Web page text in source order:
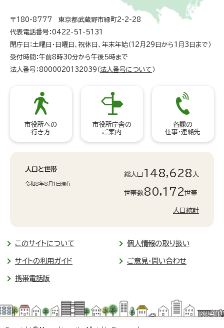
〒180-8777 東京都武蔵野市緑町2-2-28
代表電話番号：0422-51-5131
閉庁日：土曜日・日曜日、祝休日、年末年始（12月29日から1月3日まで）
受付時間：午前8時30分から午後5時まで
法人番号：8000020132039（法人番号について ）
市役所への
行き方
市役所庁舎の
ご案内
各課の
仕事・連絡先
人口と世帯
令和8年8月1日現在
総人口 148,628 人
世帯数80,172世帯
人口統計
このサイトについて 個人情報の取り扱い
サイトの利用ガイド ご意見・問い合わせ
携帯電話版